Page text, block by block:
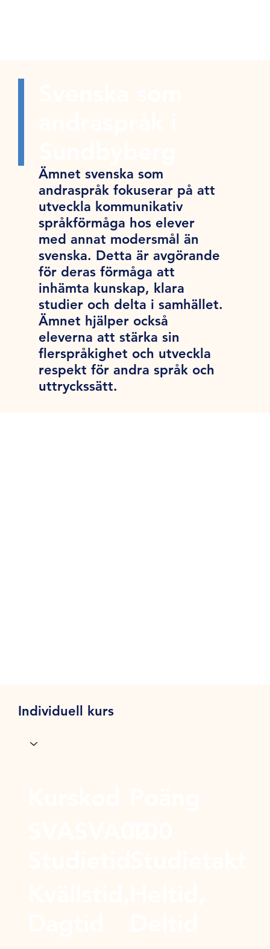
Ämnet svenska som
andraspråk fokuserar på att
utveckla kommunikativ
språkförmåga hos elever
med annat modersmål än
svenska. Detta är avgörande
för deras förmåga att
inhämta kunskap, klara
studier och delta i samhället.
Ämnet hjälper också
eleverna att stärka sin
flerspråkighet och utveckla
respekt för andra språk och
uttryckssätt.
Individuell kurs